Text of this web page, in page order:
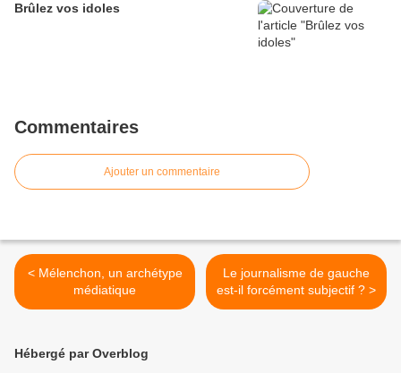
Brûlez vos idoles
Commentaires
Ajouter un commentaire
< Mélenchon, un archétype
médiatique
Le journalisme de gauche
est-il forcément subjectif ? >
Hébergé par Overblog